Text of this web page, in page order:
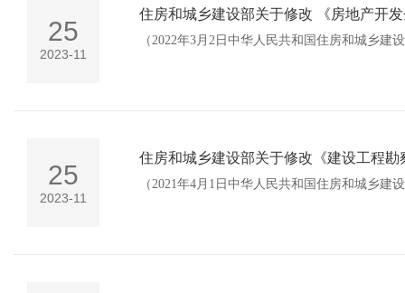
25
2023-11
住房和城乡建设部关于修改 《房地产开
（2022年3月2日中华人民共和国住房和城乡建
25
2023-11
住房和城乡建设部关于修改《建设工程
（2021年4月1日中华人民共和国住房和城乡